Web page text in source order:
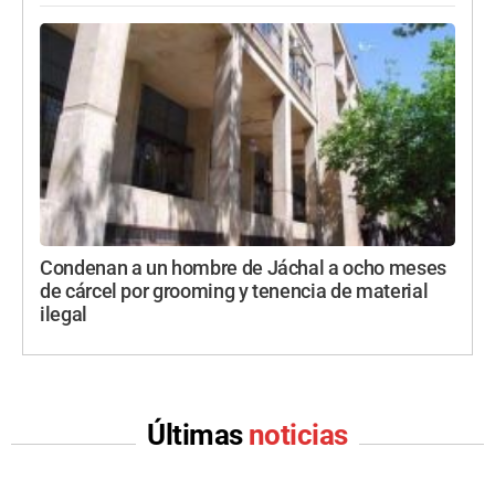
Condenan a un hombre de Jáchal a ocho meses
de cárcel por grooming y tenencia de material
ilegal
Últimas noticias